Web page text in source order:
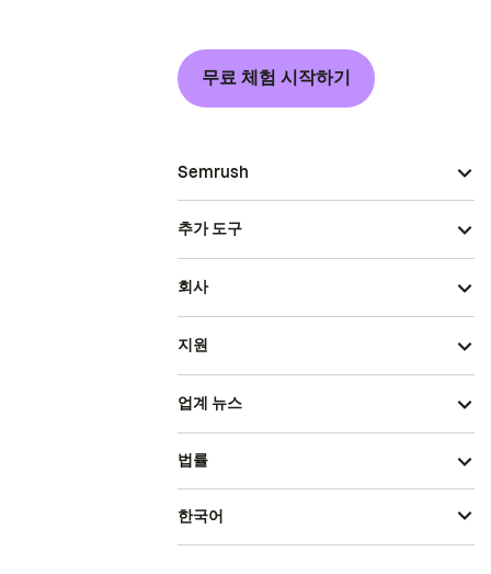
무료 체험 시작하기
Semrush
추가 도구
회사
지원
업계 뉴스
법률
한국어